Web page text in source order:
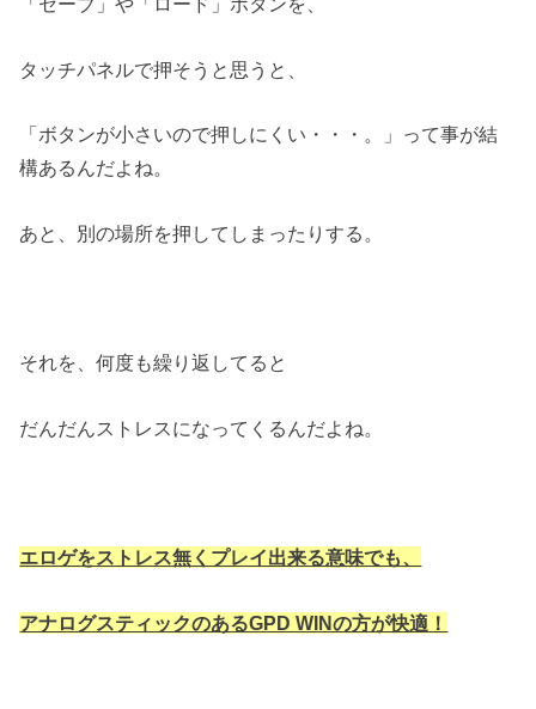
タッチパネルで押そうと思うと、
「ボタンが小さいので押しにくい・・・。」って事が結
構あるんだよね。
あと、別の場所を押してしまったりする。
それを、何度も繰り返してると
だんだんストレスになってくるんだよね。
エロゲをストレス無くプレイ出来る意味でも、
アナログスティックのあるGPD WINの方が快適！